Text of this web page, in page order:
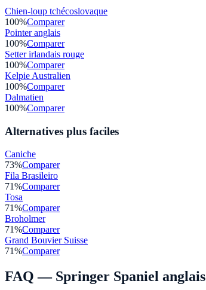
Chien-loup tchécoslovaque
100%Comparer
Pointer anglais
100%Comparer
Setter irlandais rouge
100%Comparer
Kelpie Australien
100%Comparer
Dalmatien
100%Comparer
Alternatives plus faciles
Caniche
73%Comparer
Fila Brasileiro
71%Comparer
Tosa
71%Comparer
Broholmer
71%Comparer
Grand Bouvier Suisse
71%Comparer
FAQ — Springer Spaniel anglais